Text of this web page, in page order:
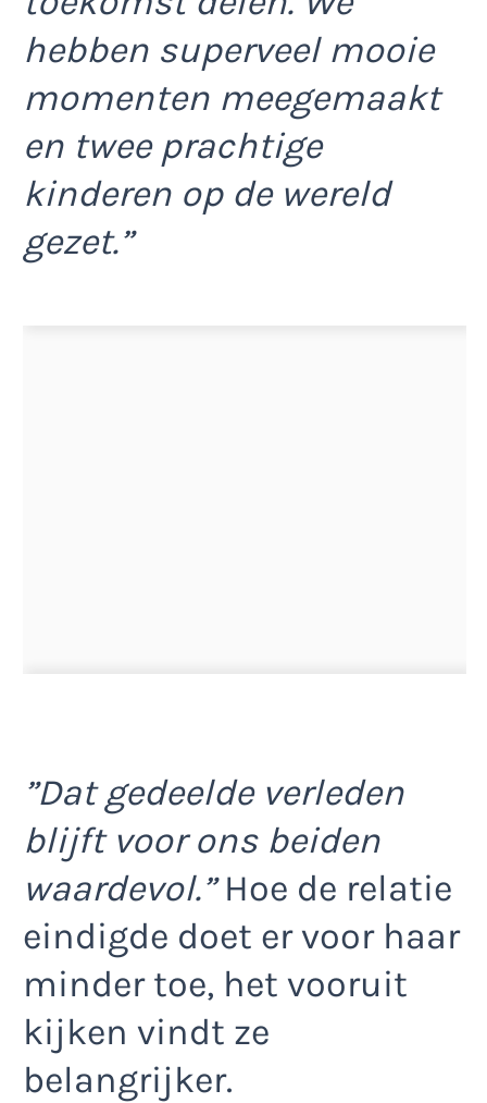
hebben superveel mooie
momenten meegemaakt
en twee prachtige
kinderen op de wereld
gezet.”
”Dat gedeelde verleden
blijft voor ons beiden
waardevol.”Hoe de relatie
eindigde doet er voor haar
minder toe, het vooruit
kijken vindt ze
belangrijker.